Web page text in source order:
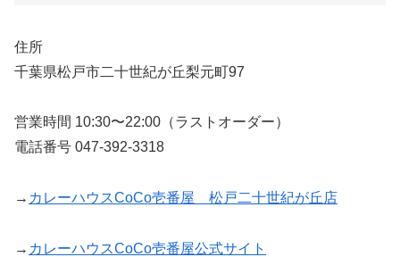
住所
千葉県松戸市二十世紀が丘梨元町97
営業時間 10:30〜22:00（ラストオーダー）
電話番号 047-392-3318
→ カレーハウスCoCo壱番屋 松戸二十世紀が丘店
→ カレーハウスCoCo壱番屋公式サイト